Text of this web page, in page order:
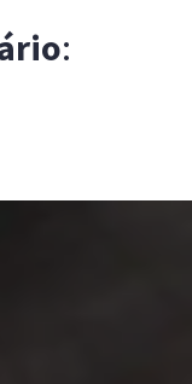
: